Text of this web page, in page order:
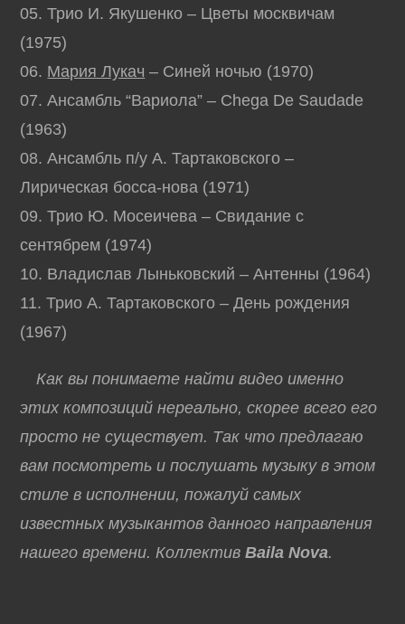
05. Трио И. Якушенко – Цветы москвичам
(1975)
06. Мария Лукач – Синей ночью (1970)
07. Ансамбль “Вариола” – Chega De Saudade
(1963)
08. Ансамбль п/у А. Тартаковского –
Лирическая босса-нова (1971)
09. Трио Ю. Мосеичева – Свидание с
сентябрем (1974)
10. Владислав Лыньковский – Антенны (1964)
11. Трио А. Тартаковского – День рождения
(1967)
Как вы понимаете найти видео именно
этих композиций нереально, скорее всего его
просто не существует. Так что предлагаю
вам посмотреть и послушать музыку в этом
стиле в исполнении, пожалуй самых
известных музыкантов данного направления
нашего времени. КоллективBaila Nova.